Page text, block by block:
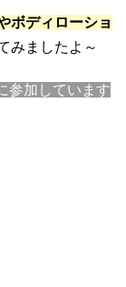
ボディローショ
みましたよ～
参加しています